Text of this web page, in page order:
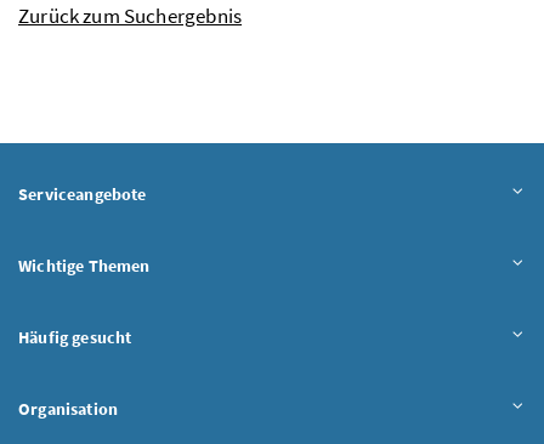
Zurück zum Suchergebnis
Serviceangebote
Wichtige Themen
Häufig gesucht
Organisation